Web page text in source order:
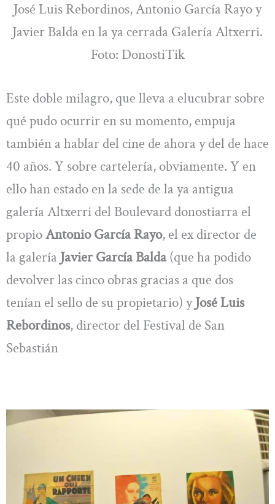
José Luis Rebordinos, Antonio García Rayo y
Javier Balda en la ya cerrada Galería Altxerri.
Foto: DonostiTik
Este doble milagro, que lleva a elucubrar sobre
qué pudo ocurrir en su momento, empuja
también a hablar del cine de ahora y del de hace
40 años. Y sobre cartelería, obviamente. Y en
ello han estado en la sede de la ya antigua
galería Altxerri del Boulevard donostiarra el
propioAntonio García Rayo, el ex director de
la galería Javier García Balda(que ha podido
devolver las cinco obras gracias a que dos
tenían el sello de su propietario) yJosé Luis
Rebordinos, director del Festival de San
Sebastián